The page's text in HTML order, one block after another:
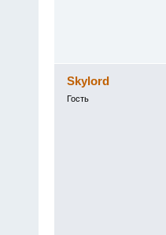
Skylord
Гость